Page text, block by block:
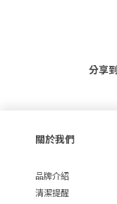
分享到
關於我們
品牌介紹
清潔提醒